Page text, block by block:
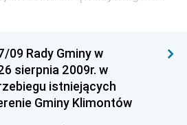
09 Rady Gminy w
sierpnia 2009r. w
istniejących
Gminy Klimontów